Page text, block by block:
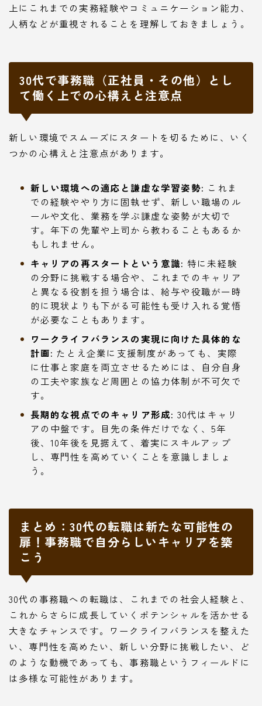
上にこれまでの実務経験やコミュニケーション能力、
人柄などが重視されることを理解しておきましょう。
30代で事務職（正社員・その他）とし
て働く上での心構えと注意点
新しい環境でスムーズにスタートを切るために、いく
つかの心構えと注意点があります。
新しい環境への適応と謙虚な学習姿勢: これま
での経験ややり方に固執せず、新しい職場のル
ールや文化、業務を学ぶ謙虚な姿勢が大切で
す。年下の先輩や上司から教わることもあるか
もしれません。
キャリアの再スタートという意識: 特に未経験
の分野に挑戦する場合や、これまでのキャリア
と異なる役割を担う場合は、給与や役職が一時
的に現状よりも下がる可能性も受け入れる覚悟
が必要なこともあります。
ワークライフバランスの実現に向けた具体的な
計画: たとえ企業に支援制度があっても、実際
に仕事と家庭を両立させるためには、自分自身
の工夫や家族など周囲との協力体制が不可欠で
す。
長期的な視点でのキャリア形成: 30代はキャリ
アの中盤です。目先の条件だけでなく、5年
後、10年後を見据えて、着実にスキルアップ
し、専門性を高めていくことを意識しましょ
う。
まとめ：30代の転職は新たな可能性の
扉！事務職で自分らしいキャリアを築
こう
30代の事務職への転職は、これまでの社会人経験と、
これからさらに成長していくポテンシャルを活かせる
大きなチャンスです。ワークライフバランスを整えた
い、専門性を高めたい、新しい分野に挑戦したい、ど
のような動機であっても、事務職というフィールドに
は多様な可能性があります。